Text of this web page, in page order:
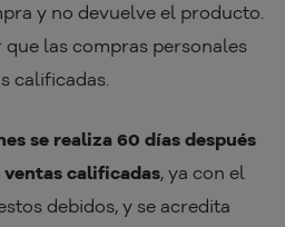
y no devuelve el producto.
las compras personales
calificadas.
se realiza 60 días después
calificadas, ya con el
debidos, y se acredita